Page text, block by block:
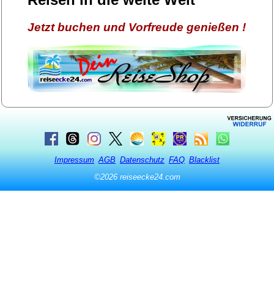
Jetzt buchen und Vorfreude genießen !
Impressum AGB Datenschutz FAQ Blacklist